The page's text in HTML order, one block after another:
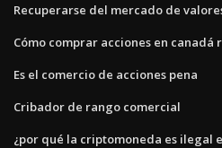
Recuperarse del mercado de
Cómo comprar acciones en canadá
Es el comercio de acciones pena
Cribador de rango comercial
¿por qué la criptomoneda es ilegal